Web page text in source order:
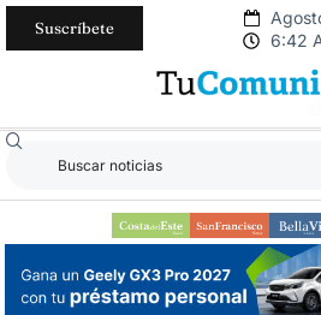
Suscríbete
6:42